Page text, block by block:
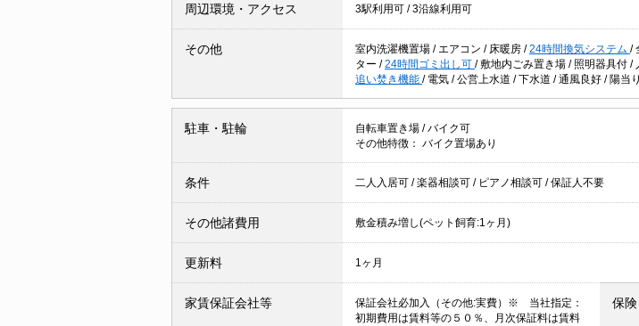
周辺環境・アクセス 3駅利用可 /3沿線利用可
その他 室内洗濯機置場 / エアコン / 床暖房 /24時間換気システム /
ター /24時間ゴミ出し可 /敷地内ごみ置き場 / 照明器具付 /
追い焚き機能 / 電気 /公営上水道 /下水道 /通風良好 / 陽当
駐車・駐輪 自転車置き場 /バイク可
その他特徴： バイク置場あり
条件 二人入居可 /楽器相談可 / ピアノ相談可 /保証人不要
その他諸費用 敷金積み増し(ペット飼育:1ヶ月)
更新料 1ヶ月
家賃保証会社等
保証会社必加入（その他:実費）※ 当社指定：
初期費用は賃料等の５０％、月次保証料は賃料
保険